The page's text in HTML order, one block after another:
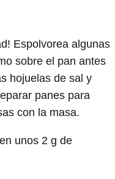
Espolvorea algunas
sobre el pan antes
hojuelas de sal y
panes para
con la masa.
unos 2 g de